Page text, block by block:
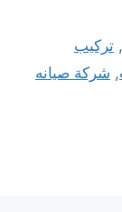
,تركيب
, شركة صيانه